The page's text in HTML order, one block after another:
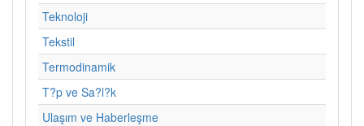
Teknoloji
Tekstil
Termodinamik
T?p ve Sa?l?k
Ulaşım ve Haberleşme